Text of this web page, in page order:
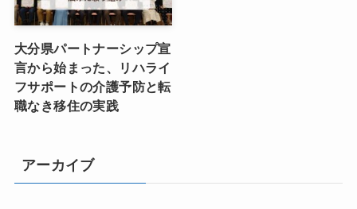
大分県パートナーシップ宣
言から始まった、リハライ
フサポートの介護予防と転
職なき移住の実践
アーカイブ